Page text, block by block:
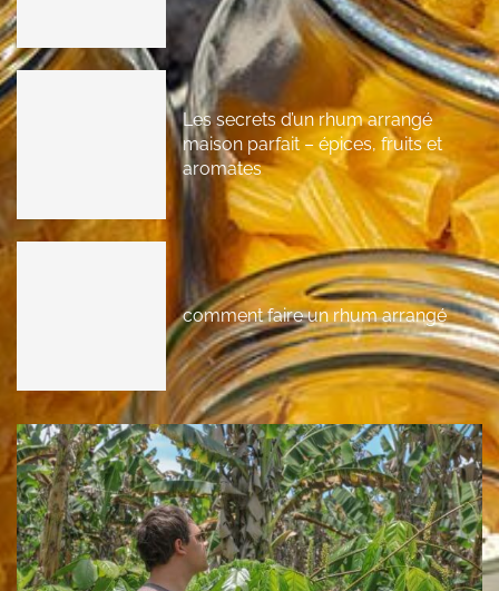
Les secrets d’un rhum arrangé
maison parfait – épices, fruits et
aromates
comment faire un rhum arrangé